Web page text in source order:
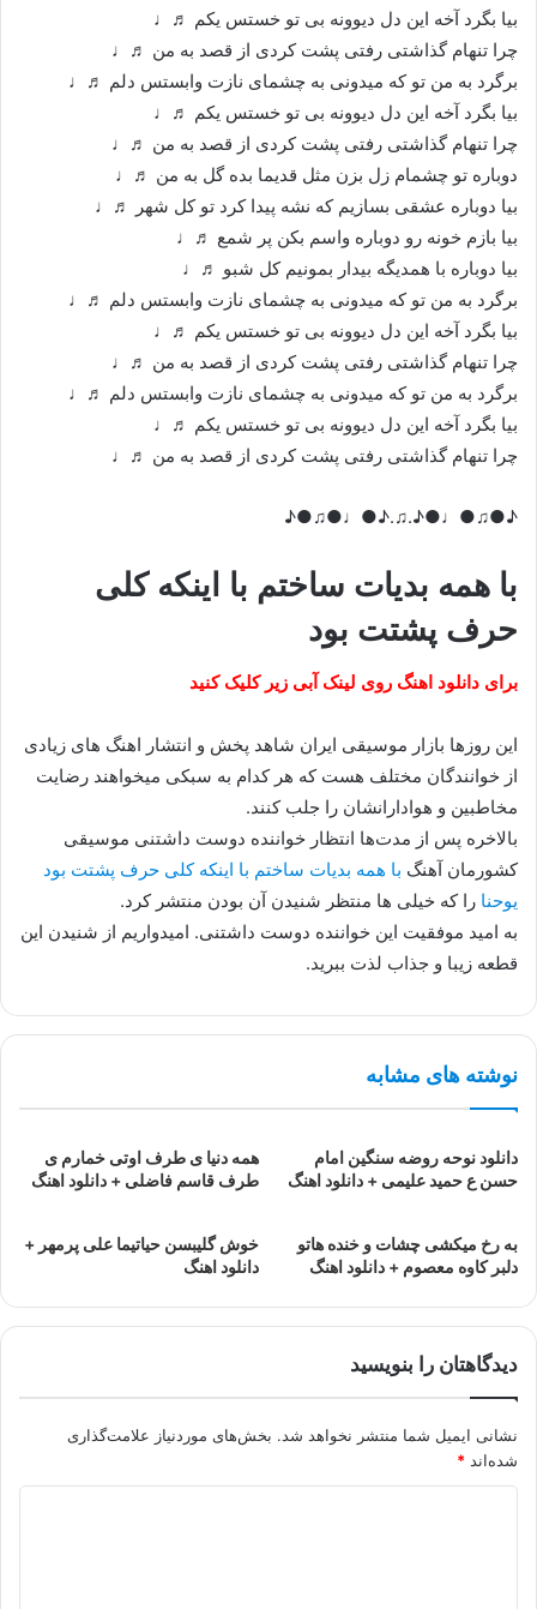
بیا بگرد آخه این دل دیوونه بی تو خستس یکم ♬♩
چرا تنهام گذاشتی رفتی پشت کردی از قصد به من ♬♩
برگرد به من تو که میدونی به چشمای نازت وابستس دلم ♬♩
بیا بگرد آخه این دل دیوونه بی تو خستس یکم ♬♩
چرا تنهام گذاشتی رفتی پشت کردی از قصد به من ♬♩
دوباره تو چشمام زل بزن مثل قدیما بده گل به من ♬♩
بیا دوباره عشقی بسازیم که نشه پیدا کرد تو کل شهر ♬♩
بیا بازم خونه رو دوباره واسم بکن پر شمع ♬♩
بیا دوباره با همدیگه بیدار بمونیم کل شبو ♬♩
برگرد به من تو که میدونی به چشمای نازت وابستس دلم ♬♩
بیا بگرد آخه این دل دیوونه بی تو خستس یکم ♬♩
چرا تنهام گذاشتی رفتی پشت کردی از قصد به من ♬♩
برگرد به من تو که میدونی به چشمای نازت وابستس دلم ♬♩
بیا بگرد آخه این دل دیوونه بی تو خستس یکم ♬♩
چرا تنهام گذاشتی رفتی پشت کردی از قصد به من ♬♩
♪●♫●♩●♪.♫.♪●♩●♫●♪
با همه بدیات ساختم با اینکه کلی
حرف پشتت بود
برای دانلود اهنگ روی لینک آبی زیر کلیک کنید
این روزها بازار موسیقی ایران شاهد پخش و انتشار اهنگ های زیادی
از خوانندگان مختلف هست که هر کدام به سبکی میخواهند رضایت
مخاطبین و هوادارانشان را جلب کنند.
بالاخره پس از مدت‌ها انتظار خواننده دوست داشتنی موسیقی
کشورمان آهنگ با همه بدیات ساختم با اینکه کلی حرف پشتت بود
یوحنا را که خیلی ها منتظر شنیدن آن بودن منتشر کرد.
به امید موفقیت این خواننده دوست داشتنی. امیدواریم از شنیدن این
قطعه زیبا و جذاب لذت ببرید.
نوشته های مشابه
دانلود نوحه روضه سنگین امام
حسن ع حمید علیمی + دانلود اهنگ
همه دنیا ی طرف اوتی خمارم ی
طرف قاسم فاضلی + دانلود اهنگ
به رخ میکشی چشات و خنده هاتو
دلبر کاوه معصوم + دانلود اهنگ
خوش گلیبسن حیاتیما علی پرمهر +
دانلود اهنگ
دیدگاهتان را بنویسید
نشانی ایمیل شما منتشر نخواهد شد. بخش‌های موردنیاز علامت‌گذاری
شده‌اند *